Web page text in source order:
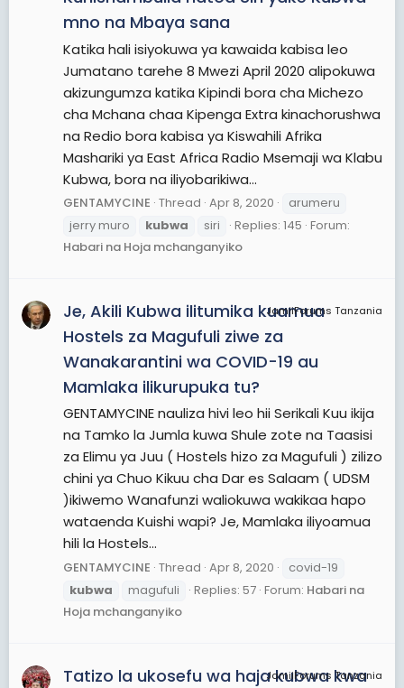
mno na Mbaya sana
Katika hali isiyokuwa ya kawaida kabisa leo
Jumatano tarehe 8 Mwezi April 2020 alipokuwa
akizungumza katika Kipindi bora cha Michezo
cha Mchana chaa Kipenga Extra kinachorushwa
na Redio bora kabisa ya Kiswahili Afrika
Mashariki ya East Africa Radio Msemaji wa Klabu
Kubwa, bora na iliyobarikiwa...
GENTAMYCINE Thread Apr 8, 2020
arumeru
jerry muro
kubwa siri Replies: 145 Forum:
Habari na Hoja mchanganyiko
JamiiForums Tanzania
Je, Akili Kubwa ilitumika kuamua
Hostels za Magufuli ziwe za
Wanakarantini wa COVID-19 au
Mamlaka ilikurupuka tu?
GENTAMYCINE nauliza hivi leo hii Serikali Kuu ikija
na Tamko la Jumla kuwa Shule zote na Taasisi
za Elimu ya Juu ( Hostels hizo za Magufuli ) zilizo
chini ya Chuo Kikuu cha Dar es Salaam ( UDSM
)ikiwemo Wanafunzi waliokuwa wakikaa hapo
wataenda Kuishi wapi? Je, Mamlaka iliyoamua
hili la Hostels...
GENTAMYCINE Thread Apr 8, 2020
covid-19
kubwa
magufuli Replies: 57 Forum: Habari na
Hoja mchanganyiko
JamiiForums Tanzania
Tatizo la ukosefu wa haja kubwa kwa